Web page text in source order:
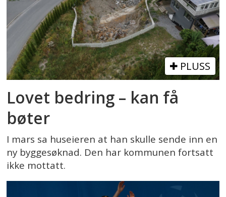
PLUSS
Lovet bedring – kan få
bøter
I mars sa huseieren at han skulle sende inn en
ny byggesøknad. Den har kommunen fortsatt
ikke mottatt.